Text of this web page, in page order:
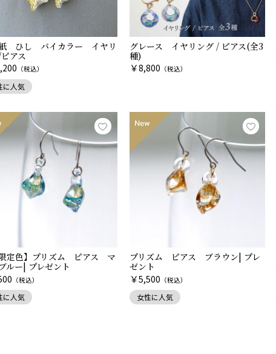
ひし バイカラー イヤリ
アス
（税込）
に人気
グレース イヤリング / ピアス(全3
種)
￥8,800 （税込）
限定色】プリズム ピアス マ
ルー| プレゼント
（税込）
に人気
プリズム ピアス ブラウン| プレ
ゼント
￥5,500 （税込）
女性に人気